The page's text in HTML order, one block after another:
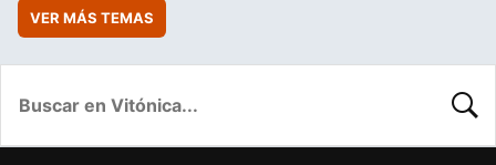
VER MÁS TEMAS